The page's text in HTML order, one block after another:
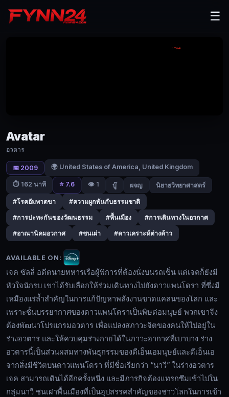
☰
🔍
เข้า
สู่
ระบบ
Avatar
(2009)
นาย
ทหาร
เรือ
พิการ
ต้อง
นั่ง
บน
แต่
เจค
ยัง
หัวใจ
นักรบ
เขา
ได้
รับ
Avatar
อวตาร
📅 2009 🌍 United States of America, United Kingdom
⏱ 162 นาที ⭐ 7.6 👁️ 1 บู๊ ผจญ นิยายวิทยาศาสตร์
#โรคอัมพาตขา #ความผูกพันกับธรรมชาติ
#การปะทะกันของวัฒนธรรม #พื้นเมือง #การเดินทางในอวกาศ
#อาณานิคมอวกาศ #ชนเผ่า #ดาวเคราะห์ต่างด้าว
AVAILABLE ON:
เจค ซัลลี่ อดีตนายทหารเรือผู้พิการที่ต้องนั่งบนรถเข็น แต่เจคก็ยังมี
หัวใจนักรบ เขาได้รับเลือกให้ร่วมเดินทางไปยังดาวแพนโดรา ที่ซึ่งมี
เหมืองแร่ล้ำสำคัญในการแก้ปัญหาพลังงานขาดแคลนของโลก และ
เพราะชั้นบรรยากาศของดาวแพนโดราเป็นพิษต่อมนุษย์ พวกเขาจึง
ต้องพัฒนาโปรแกรมอวตาร เพื่อแปลงสภาวะจิตของคนให้ไปอยู่ใน
ร่างอวตาร และให้ควบคุมร่างกายได้ในภาวะอากาศที่เบาบาง ร่าง
อวตารนี้เป็นส่วนผสมทางพันธุกรรมของดีเอ็นเอมนุษย์และดีเอ็นเอ
จากสิ่งมีชีวิตบนดาวแพนโดรา ที่มีชื่อเรียกว่า “นาวี” ในร่างอวตาร
เจค สามารถเดินได้อีกครั้งหนึ่ง และมีภารกิจต้องแทรกซึมเข้าไปใน
กลุ่มนาวี ชนเผ่าพื้นเมืองที่เป็นอุปสรรคสำคัญของชาวโลกในการเข้า